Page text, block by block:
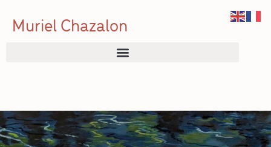
Muriel Chazalon